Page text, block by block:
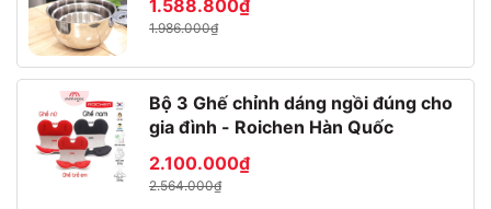
1.588.800₫
1.986.000₫
Bộ 3 Ghế chỉnh dáng ngồi đúng cho
gia đình - Roichen Hàn Quốc
2.100.000₫
2.564.000₫